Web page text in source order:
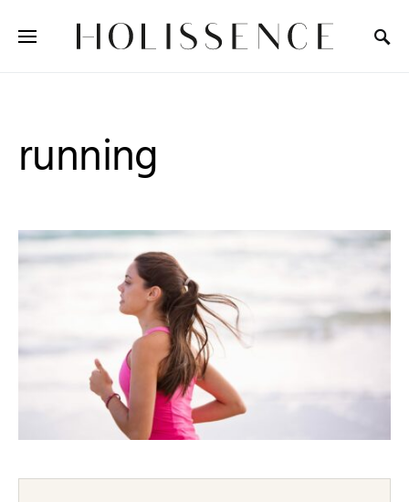
running